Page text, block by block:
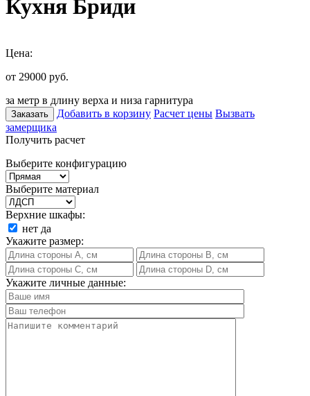
Кухня Бриди
Цена:
от 29000 руб.
за метр в длину верха и низа гарнитура
Заказать Добавить в корзину Расчет цены Вызвать
замерщика
Получить расчет
Выберите конфигурацию
Выберите материал
Верхние шкафы:
нет да
Укажите размер:
Укажите личные данные: